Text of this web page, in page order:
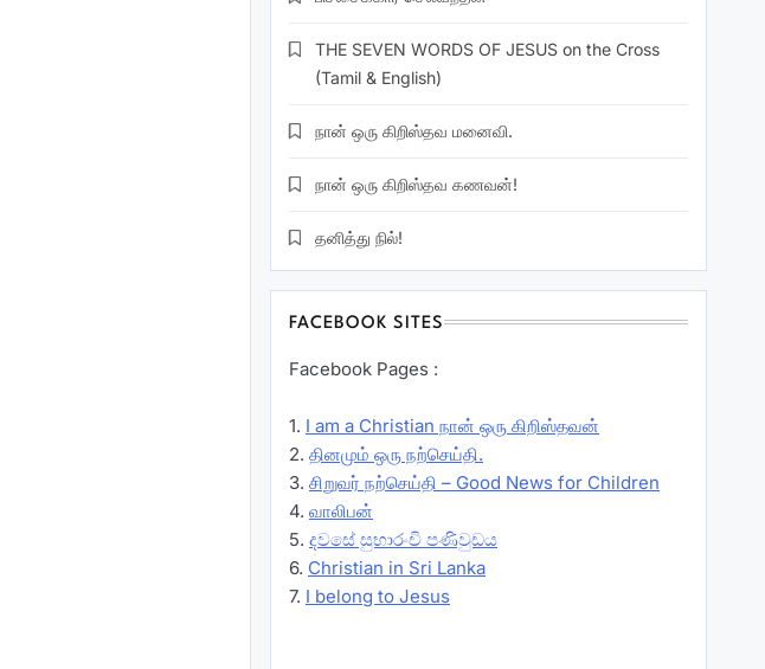
THE SEVEN WORDS OF JESUS on the Cross
(Tamil & English)
நான் ஒரு கிறிஸ்தவ மனைவி.
நான் ஒரு கிறிஸ்தவ கணவன்!
தனித்து நில்!
FACEBOOK SITES
Facebook Pages :
1. I am a Christian நான் ஒரு கிறிஸ்தவன்
2. தினமும் ஒரு நற்செய்தி.
3. சிறுவர் நற்செய்தி – Good News for Children
4. வாலிபன்
5. දවසේ සුභාරංචි පණිවුඩය
6. Christian in Sri Lanka
7. I belong to Jesus